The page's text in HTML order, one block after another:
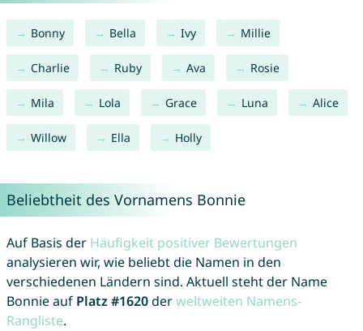
Bonny Bella Ivy Millie
Charlie Ruby Ava Rosie
Mila Lola Grace Luna Alice
Willow Ella Holly
Beliebtheit des Vornamens Bonnie
Auf Basis der Häufigkeit positiver Bewertungen
analysieren wir, wie beliebt die Namen in den
verschiedenen Ländern sind. Aktuell steht der Name
Bonnie auf Platz #1620derweltweiten Namens-
Rangliste.